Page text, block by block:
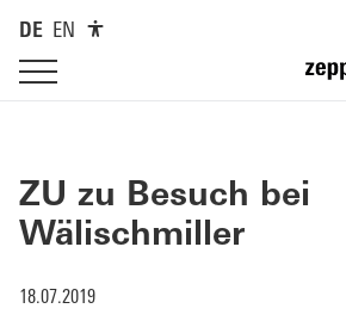
DE EN
ZU zu Besuch bei
Wälischmiller
18.07.2019